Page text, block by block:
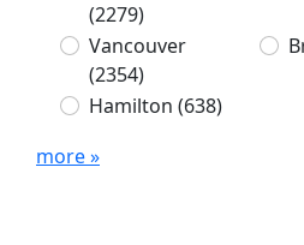
(2279)
Vancouver
(2354)
Hamilton (638)
more »